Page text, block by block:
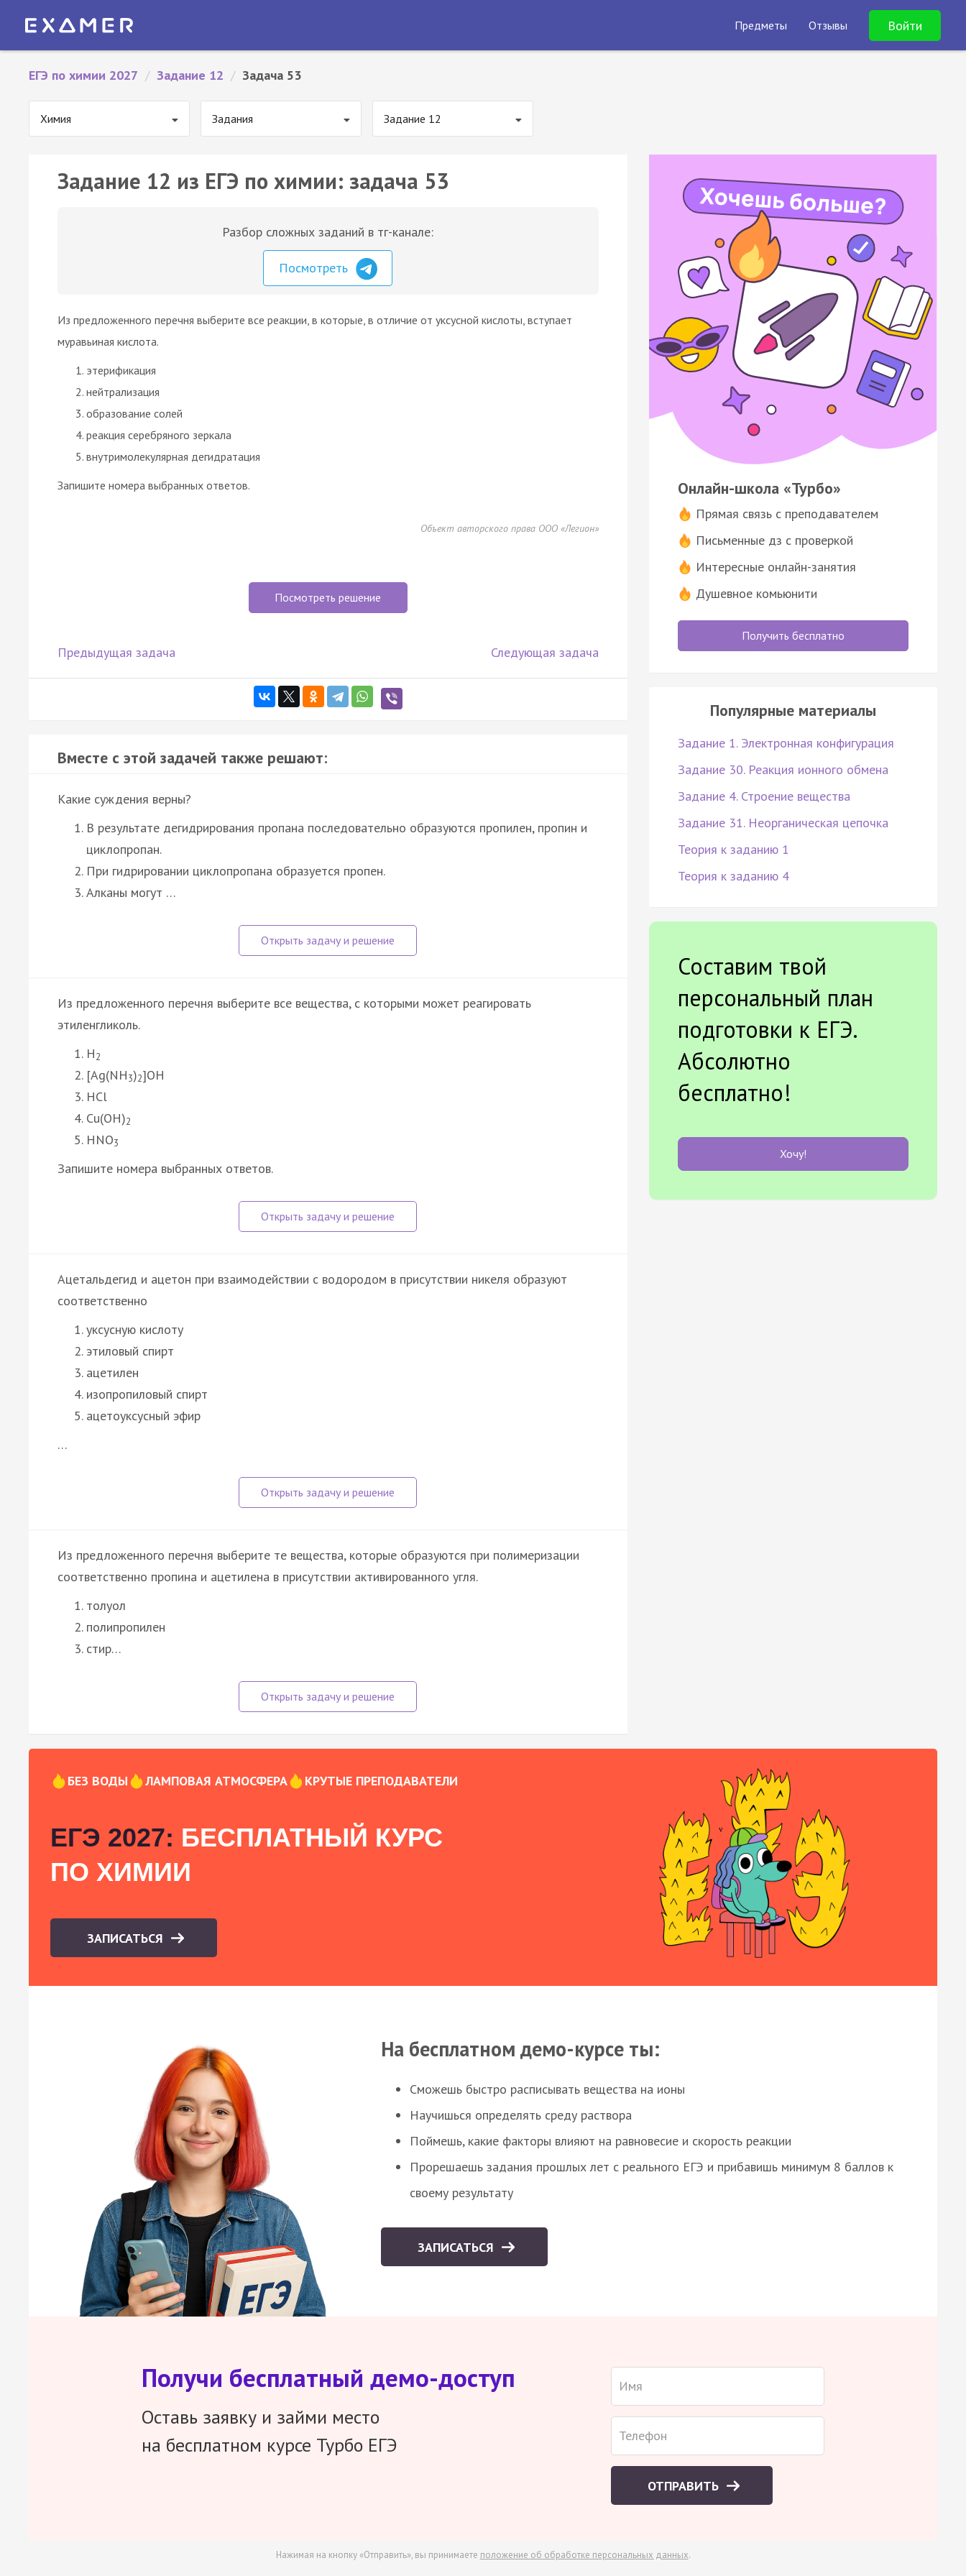
Предметы Отзывы Войти
ЕГЭ по химии 2027 / Задание 12 / Задача 53
Химия Задания Задание 12
Задание 12 из ЕГЭ по химии: задача 53
Разбор сложных заданий в тг-канале:
Посмотреть
Из предложенного перечня выберите все реакции, в которые, в отличие от уксусной кислоты, вступает
муравьиная кислота.
этерификация
нейтрализация
образование солей
реакция серебряного зеркала
внутримолекулярная дегидратация
Запишите номера выбранных ответов.
Объект авторского права ООО «Легион»
Посмотреть решение
Предыдущая задача Следующая задача
Вместе с этой задачей также решают:
Какие суждения верны?
В результате дегидрирования пропана последовательно образуются пропилен, пропин и
циклопропан.
При гидрировании циклопропана образуется пропен.
Алканы могут …
Из предложенного перечня выберите все вещества, с которыми может реагировать
этиленгликоль.
H2
[Ag(NH3)2]OH
HCl
Cu(OH)2
HNO3
Запишите номера выбранных ответов.
Ацетальдегид и ацетон при взаимодействии с водородом в присутствии никеля образуют
соответственно
уксусную кислоту
этиловый спирт
ацетилен
изопропиловый спирт
ацетоуксусный эфир
…
Из предложенного перечня выберите те вещества, которые образуются при полимеризации
соответственно пропина и ацетилена в присутствии активированного угля.
толуол
полипропилен
стир…
Онлайн-школа «Турбо»
Прямая связь с преподавателем
Письменные дз с проверкой
Интересные онлайн-занятия
Душевное комьюнити
Получить бесплатно
Популярные материалы
Задание 1. Электронная конфигурация
Задание 30. Реакция ионного обмена
Задание 4. Строение вещества
Задание 31. Неорганическая цепочка
Теория к заданию 1
Теория к заданию 4
Составим твой
персональный план
подготовки к ЕГЭ.
Абсолютно
бесплатно!
Хочу!
БЕЗ ВОДЫ ЛАМПОВАЯ АТМОСФЕРА КРУТЫЕ ПРЕПОДАВАТЕЛИ
ЕГЭ 2027: БЕСПЛАТНЫЙ КУРС
ПО ХИМИИ
ЗАПИСАТЬСЯ
На бесплатном демо-курсе ты:
Сможешь быстро расписывать вещества на ионы
Научишься определять среду раствора
Поймешь, какие факторы влияют на равновесие и скорость реакции
Прорешаешь задания прошлых лет с реального ЕГЭ и прибавишь минимум 8 баллов к
своему результату
ЗАПИСАТЬСЯ
Получи бесплатный демо-доступ
Оставь заявку и займи место
на бесплатном курсе Турбо ЕГЭ
ОТПРАВИТЬ
Нажимая на кнопку «Отправить», вы принимаете положение об обработке персональных данных.